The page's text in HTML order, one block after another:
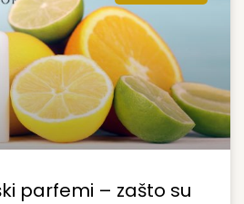
parfemi – zašto su